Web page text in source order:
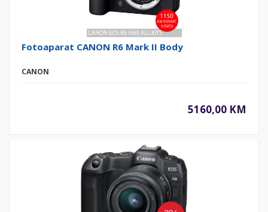
Fotoaparat CANON R6 Mark II Body
CANON
5160,00 KM